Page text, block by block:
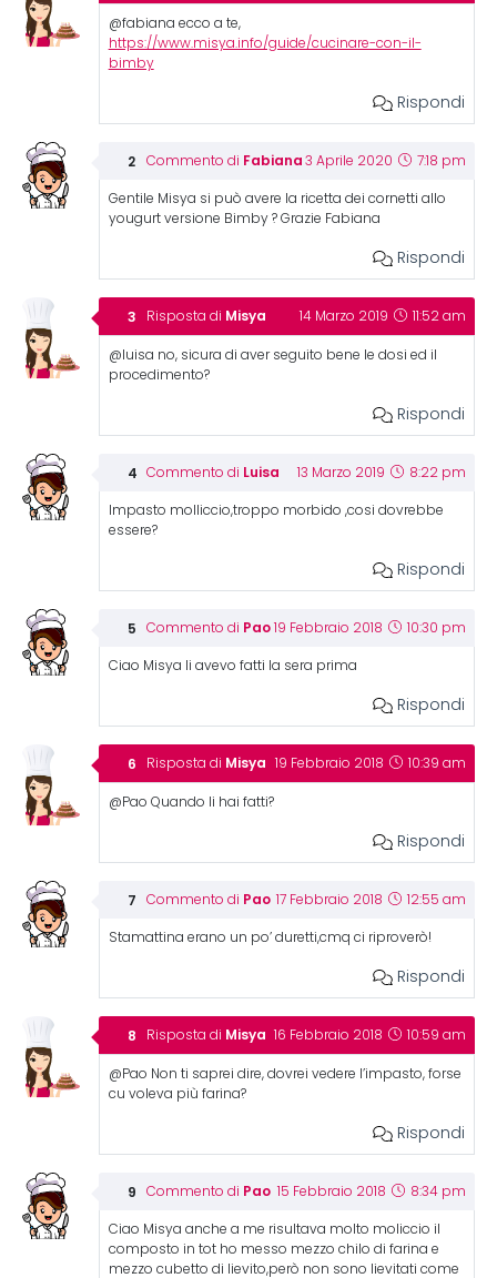
@fabiana ecco a te,
https://www.misya.info/guide/cucinare-con-il-
bimby
Rispondi
Commento di Fabiana 3 Aprile 2020 7:18 pm
Gentile Misya si può avere la ricetta dei cornetti allo
yougurt versione Bimby ? Grazie Fabiana
Rispondi
Risposta di Misya 14 Marzo 2019 11:52 am
@luisa no, sicura di aver seguito bene le dosi ed il
procedimento?
Rispondi
Commento di Luisa 13 Marzo 2019 8:22 pm
Impasto molliccio,troppo morbido ,cosi dovrebbe
essere?
Rispondi
Commento di Pao 19 Febbraio 2018 10:30 pm
Ciao Misya li avevo fatti la sera prima
Rispondi
Risposta di Misya 19 Febbraio 2018 10:39 am
@Pao Quando li hai fatti?
Rispondi
Commento di Pao 17 Febbraio 2018 12:55 am
Stamattina erano un po’ duretti,cmq ci riproverò!
Rispondi
Risposta di Misya 16 Febbraio 2018 10:59 am
@Pao Non ti saprei dire, dovrei vedere l’impasto, forse
cu voleva più farina?
Rispondi
Commento di Pao 15 Febbraio 2018 8:34 pm
Ciao Misya anche a me risultava molto moliccio il
composto in tot ho messo mezzo chilo di farina e
mezzo cubetto di lievito,però non sono lievitati come